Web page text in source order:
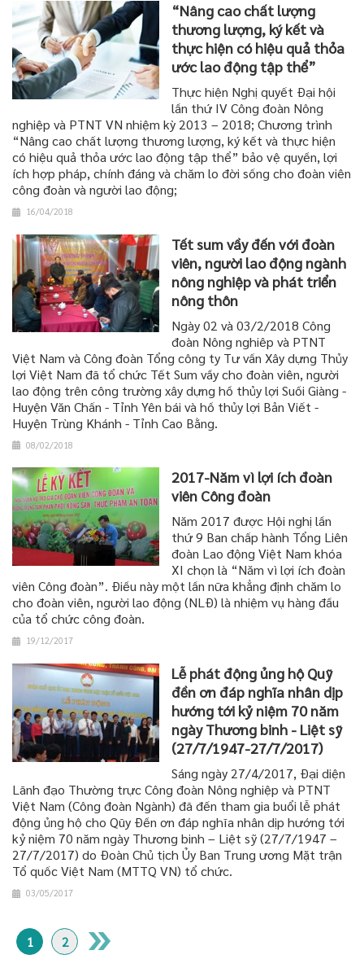
“Nâng cao chất lượng
thương lượng, ký kết và
thực hiện có hiệu quả thỏa
ước lao động tập thể”
Thực hiện Nghị quyết Đại hội
lần thứ IV Công đoàn Nông
nghiệp và PTNT VN nhiệm kỳ 2013 – 2018; Chương trình
“Nâng cao chất lượng thương lượng, ký kết và thực hiện
có hiệu quả thỏa ước lao động tập thể” bảo vệ quyền, lợi
ích hợp pháp, chính đáng và chăm lo đời sống cho đoàn viên
công đoàn và người lao động;
16/04/2018
Tết sum vầy đến với đoàn
viên, người lao động ngành
nông nghiệp và phát triển
nông thôn
Ngày 02 và 03/2/2018 Công
đoàn Nông nghiêp và PTNT
Việt Nam và Công đoàn Tổng công ty Tư vấn Xây dựng Thủy
lợi Việt Nam đã tổ chức Tết Sum vầy cho đoàn viên, người
lao động trên công trường xây dựng hồ thủy lợi Suối Giàng -
Huyện Văn Chấn - Tỉnh Yên bái và hồ thủy lợi Bản Viết -
Huyện Trùng Khánh - Tỉnh Cao Bằng.
08/02/2018
2017-Năm vì lợi ích đoàn
viên Công đoàn
Năm 2017 được Hội nghị lần
thứ 9 Ban chấp hành Tổng Liên
đoàn Lao động Việt Nam khóa
XI chọn là “Năm vì lợi ích đoàn
viên Công đoàn”. Điều này một lần nữa khẳng định chăm lo
cho đoàn viên, người lao động (NLĐ) là nhiệm vụ hàng đầu
của tổ chức công đoàn.
19/12/2017
Lễ phát động ủng hộ Quỹ
đền ơn đáp nghĩa nhân dịp
hướng tới kỷ niệm 70 năm
ngày Thương binh - Liệt sỹ
(27/7/1947-27/7/2017)
Sáng ngày 27/4/2017, Đại diện
Lãnh đạo Thường trực Công đoàn Nông nghiệp và PTNT
Việt Nam (Công đoàn Ngành) đã đến tham gia buổi lễ phát
động ủng hộ cho Qũy Đền ơn đáp nghĩa nhân dịp hướng tới
kỷ niệm 70 năm ngày Thương binh – Liệt sỹ (27/7/1947 –
27/7/2017) do Đoàn Chủ tịch Ủy Ban Trung ương Mặt trận
Tổ quốc Việt Nam (MTTQ VN) tổ chức.
03/05/2017
1 2